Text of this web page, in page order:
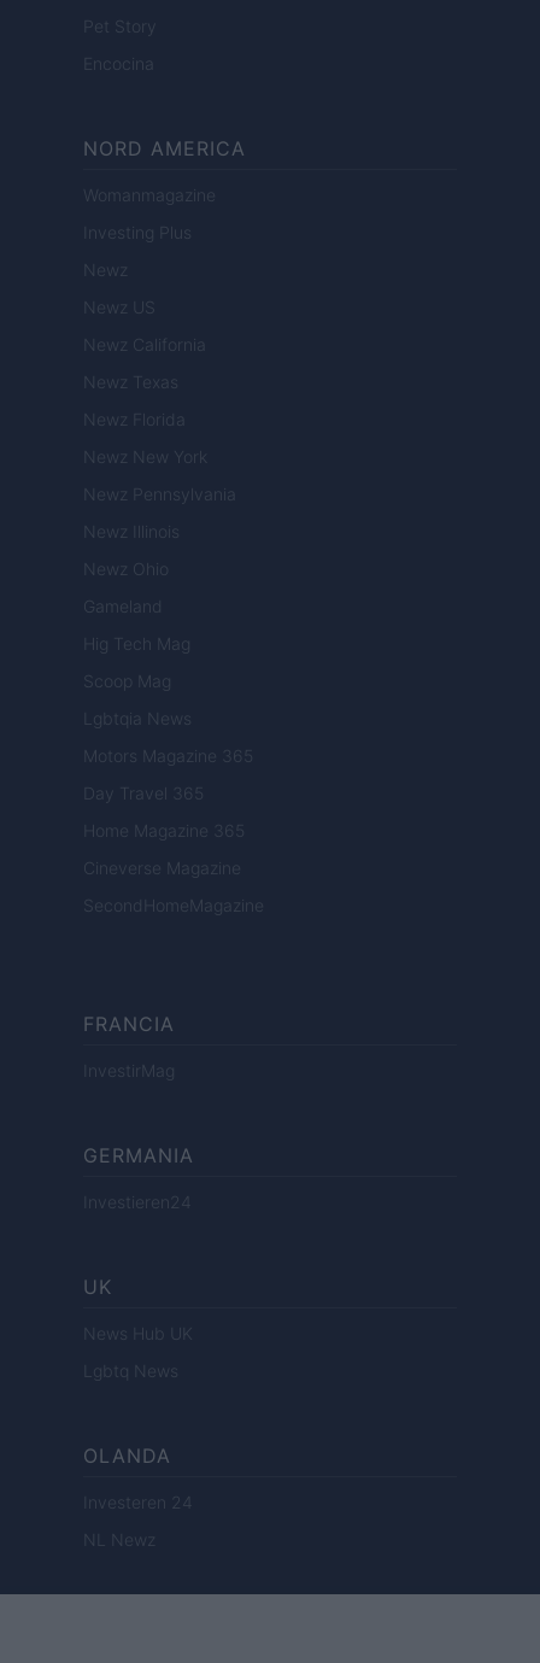
Pet Story
Encocina
NORD AMERICA
Womanmagazine
Investing Plus
Newz
Newz US
Newz California
Newz Texas
Newz Florida
Newz New York
Newz Pennsylvania
Newz Illinois
Newz Ohio
Gameland
Hig Tech Mag
Scoop Mag
Lgbtqia News
Motors Magazine 365
Day Travel 365
Home Magazine 365
Cineverse Magazine
SecondHomeMagazine
FRANCIA
InvestirMag
GERMANIA
Investieren24
UK
News Hub UK
Lgbtq News
OLANDA
Investeren 24
NL Newz